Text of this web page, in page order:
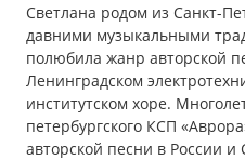
Светлана родом из Санкт-
давними музыкальными
полюбила жанр авторской
Ленинградском
институтском хоре.
петербургского КСП
авторской песни в России